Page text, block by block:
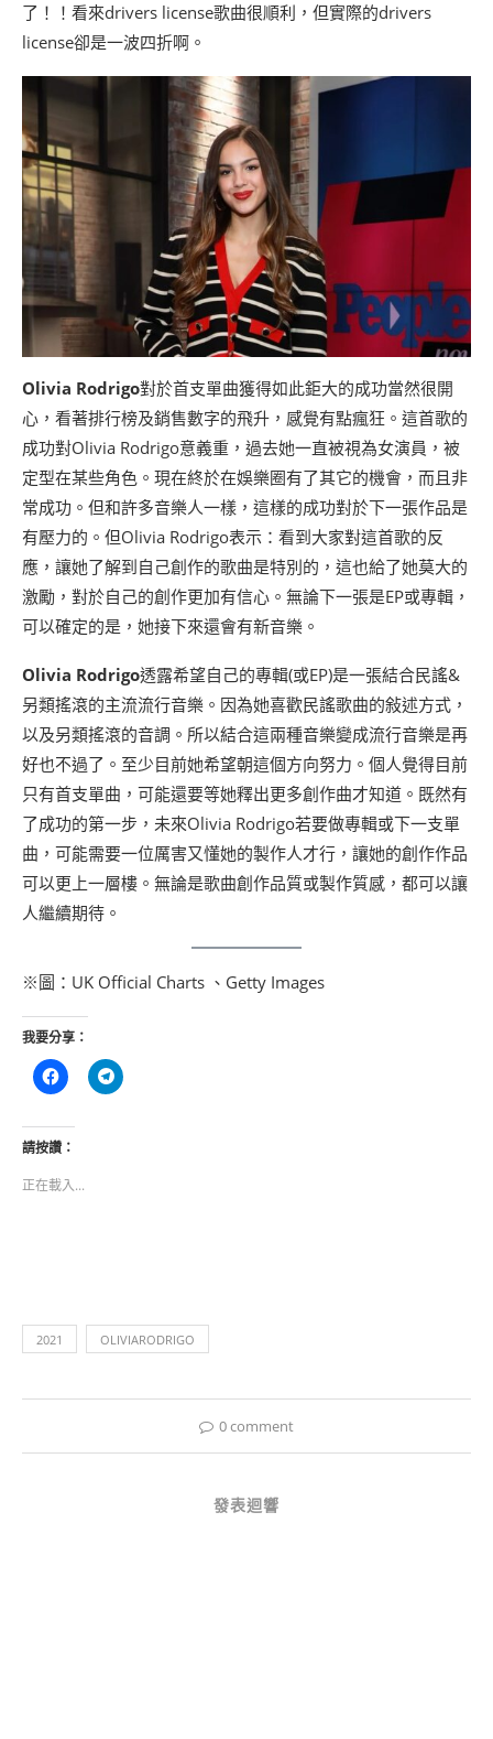
了！！看來drivers license歌曲很順利，但實際的drivers
license卻是一波四折啊。
Olivia Rodrigo對於首支單曲獲得如此鉅大的成功當然很開
心，看著排行榜及銷售數字的飛升，感覺有點瘋狂。這首歌的
成功對Olivia Rodrigo意義重，過去她一直被視為女演員，被
定型在某些角色。現在終於在娛樂圈有了其它的機會，而且非
常成功。但和許多音樂人一樣，這樣的成功對於下一張作品是
有壓力的。但Olivia Rodrigo表示：看到大家對這首歌的反
應，讓她了解到自己創作的歌曲是特別的，這也給了她莫大的
激勵，對於自己的創作更加有信心。無論下一張是EP或專輯，
可以確定的是，她接下來還會有新音樂。
Olivia Rodrigo透露希望自己的專輯(或EP)是一張結合民謠&
另類搖滾的主流流行音樂。因為她喜歡民謠歌曲的敍述方式，
以及另類搖滾的音調。所以結合這兩種音樂變成流行音樂是再
好也不過了。至少目前她希望朝這個方向努力。個人覺得目前
只有首支單曲，可能還要等她釋出更多創作曲才知道。既然有
了成功的第一步，未來Olivia Rodrigo若要做專輯或下一支單
曲，可能需要一位厲害又懂她的製作人才行，讓她的創作作品
可以更上一層樓。無論是歌曲創作品質或製作質感，都可以讓
人繼續期待。
※圖：UK Official Charts 、Getty Images
我要分享：
按
一
分
享
至
新
按
一
請按讚：
正在載入...
2021 OLIVIARODRIGO
0 comment
發表迴響